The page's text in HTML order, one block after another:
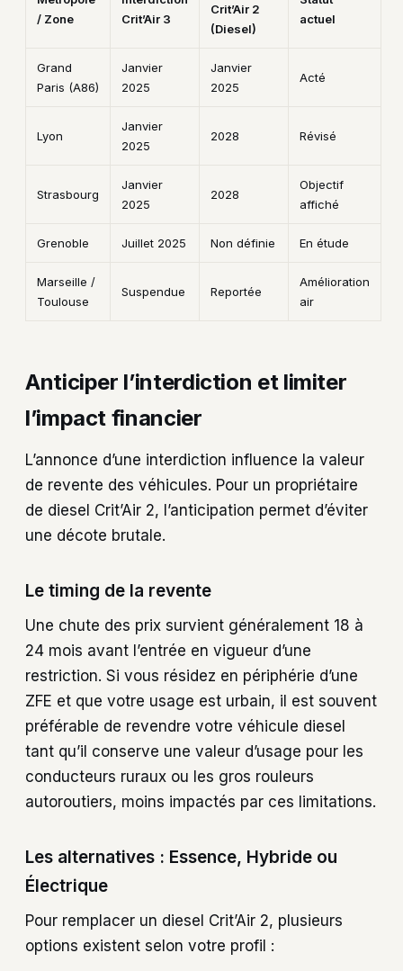
/ Zone
Crit’Air 3
Crit’Air 2
(Diesel)
actuel
Grand
Paris (A86)
Janvier
2025
Janvier
2025
Acté
Lyon
Janvier
2025
2028 Révisé
Strasbourg
Janvier
2025
2028
Objectif
affiché
Grenoble Juillet 2025 Non définie En étude
Marseille /
Toulouse
Suspendue Reportée
Amélioration
air
Anticiper l’interdiction et limiter
l’impact financier
L’annonce d’une interdiction influence la valeur
de revente des véhicules. Pour un propriétaire
de diesel Crit’Air 2, l’anticipation permet d’éviter
une décote brutale.
Le timing de la revente
Une chute des prix survient généralement 18 à
24 mois avant l’entrée en vigueur d’une
restriction. Si vous résidez en périphérie d’une
ZFE et que votre usage est urbain, il est souvent
préférable de revendre votre véhicule diesel
tant qu’il conserve une valeur d’usage pour les
conducteurs ruraux ou les gros rouleurs
autoroutiers, moins impactés par ces limitations.
Les alternatives : Essence, Hybride ou
Électrique
Pour remplacer un diesel Crit’Air 2, plusieurs
options existent selon votre profil :